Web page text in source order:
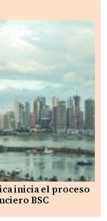
inicia el proceso
BSC